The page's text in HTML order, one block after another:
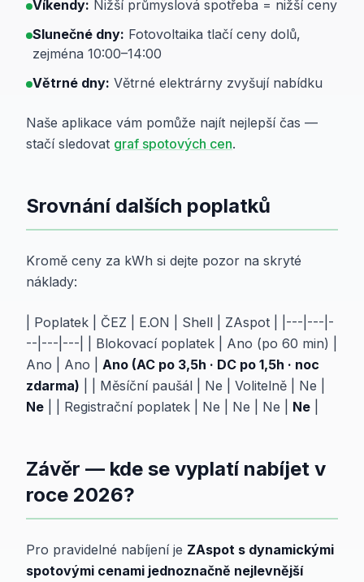
Víkendy: Nižší průmyslová spotřeba = nižší ceny
Slunečné dny: Fotovoltaika tlačí ceny dolů,
zejména 10:00–14:00
Větrné dny: Větrné elektrárny zvyšují nabídku
Naše aplikace vám pomůže najít nejlepší čas —
stačí sledovat graf spotových cen.
Srovnání dalších poplatků
Kromě ceny za kWh si dejte pozor na skryté
náklady:
| Poplatek | ČEZ | E.ON | Shell | ZAspot | |---|---|-
--|---|---| | Blokovací poplatek | Ano (po 60 min) |
Ano | Ano | Ano (AC po 3,5h · DC po 1,5h · noc
zdarma) | | Měsíční paušál | Ne | Volitelně | Ne |
Ne | | Registrační poplatek | Ne | Ne | Ne | Ne
Závěr — kde se vyplatí nabíjet v
roce 2026?
Pro pravidelné nabíjení je ZAspot s dynamickými
spotovými cenami jednoznačně nejlevnější